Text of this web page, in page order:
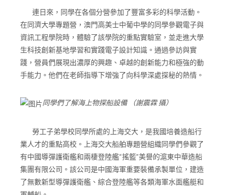
連日來，同學在各個分營參加了豐富多彩的科學活動。
在同濟大學專題營，澳門高美士中葡中學的同學參觀電子與
資訊工程學院時，體驗了該學院的重點實驗室，並走進大學
生科技創新基地學習和實踐電子設計知識。通過參訪與實
踐，營員們展現出濃厚的興趣、卓越的創新能力和極強的動
手能力。他們在老師指導下增強了向科學深處探秘的熱情。
同學們了解海上物探船設備 （謝震霖 攝）
勞工子弟學校同學所處的上海交大，是我國培養造船行
業人才的重點高校。上海交大船舶專題營組織同學們參觀了
有中國導彈護衛艦和兩棲登陸艦“搖籃”美譽的滬東中華造船
集團有限公司。該公司是中國海軍重要裝備承製單位，建造
了無數新型導彈護衛艦、綜合登陸艦等各類海軍水面艦艇和